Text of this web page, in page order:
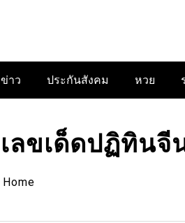
ข่าว ประกันสังคม หวย
เลขเด็ดปฏิทินจี
Home